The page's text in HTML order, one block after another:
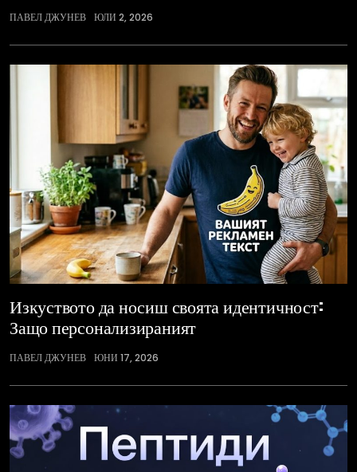
ПАВЕЛ ДЖУНЕВ ЮЛИ 2, 2026
Изкуството да носиш своята идентичност:
Защо персонализираният
ПАВЕЛ ДЖУНЕВ ЮНИ 17, 2026